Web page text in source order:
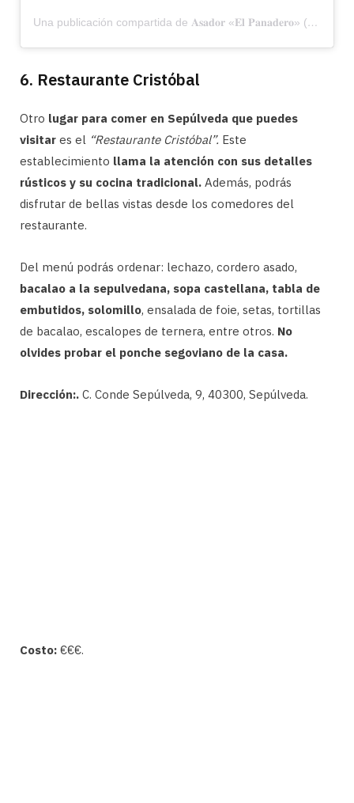
Una publicación compartida de 𝐀𝐬𝐚𝐝𝐨𝐫 «𝐄𝐥 𝐏𝐚𝐧𝐚𝐝𝐞𝐫𝐨» (@asadorelpanadero)
6. Restaurante Cristóbal
Otro lugar para comer en Sepúlveda que puedes
visitar es el “Restaurante Cristóbal”. Este
establecimiento llama la atención con sus detalles
rústicos y su cocina tradicional. Además, podrás
disfrutar de bellas vistas desde los comedores del
restaurante.
Del menú podrás ordenar: lechazo, cordero asado,
bacalao a la sepulvedana, sopa castellana, tabla de
embutidos, solomillo, ensalada de foie, setas, tortillas
de bacalao, escalopes de ternera, entre otros. No
olvides probar el ponche segoviano de la casa.
Dirección:. C. Conde Sepúlveda, 9, 40300, Sepúlveda.
Costo: €€€.